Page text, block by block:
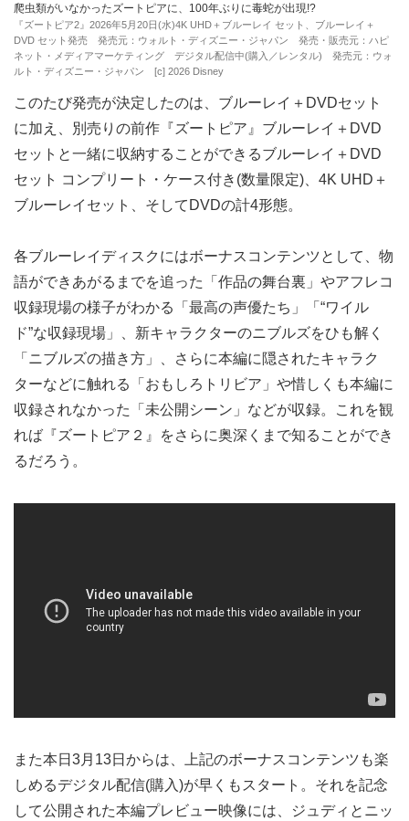
爬虫類がいなかったズートピアに、100年ぶりに毒蛇が出現!?
『ズートピア2』2026年5月20日(水)4K UHD＋ブルーレイ セット、ブルーレイ＋
DVD セット発売 発売元：ウォルト・ディズニー・ジャパン 発売・販売元：ハピ
ネット・メディアマーケティング デジタル配信中(購入／レンタル) 発売元：ウォ
ルト・ディズニー・ジャパン [c] 2026 Disney
このたび発売が決定したのは、ブルーレイ＋DVDセット
に加え、別売りの前作『ズートピア』ブルーレイ＋DVD
セットと一緒に収納することができるブルーレイ＋DVD
セット コンプリート・ケース付き(数量限定)、4K UHD＋
ブルーレイセット、そしてDVDの計4形態。
各ブルーレイディスクにはボーナスコンテンツとして、物
語ができあがるまでを追った「作品の舞台裏」やアフレコ
収録現場の様子がわかる「最高の声優たち」「“ワイル
ド”な収録現場」、新キャラクターのニブルズをひも解く
「ニブルズの描き方」、さらに本編に隠されたキャラク
ターなどに触れる「おもしろトリビア」や惜しくも本編に
収録されなかった「未公開シーン」などが収録。これを観
れば『ズートピア２』をさらに奥深くまで知ることができ
るだろう。
また本日3月13日からは、上記のボーナスコンテンツも楽
しめるデジタル配信(購入)が早くもスタート。それを記念
して公開された本編プレビュー映像には、ジュディとニッ